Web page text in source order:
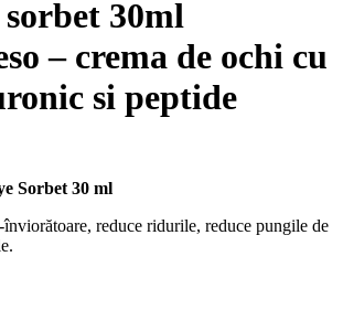
30ml
– crema de ochi cu
si peptide
Sorbet 30 ml
reduce ridurile, reduce pungile de